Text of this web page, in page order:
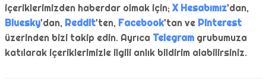
içeriklerimizden haberdar olmak için; X Hesabımız'dan,
Bluesky'dan, Reddit'ten, Facebook'tan ve Pinterest
üzerinden bizi takip edin. Ayrıca Telegram grubumuza
katılarak içeriklerimizle ilgili anlık bildirim alabilirsiniz.